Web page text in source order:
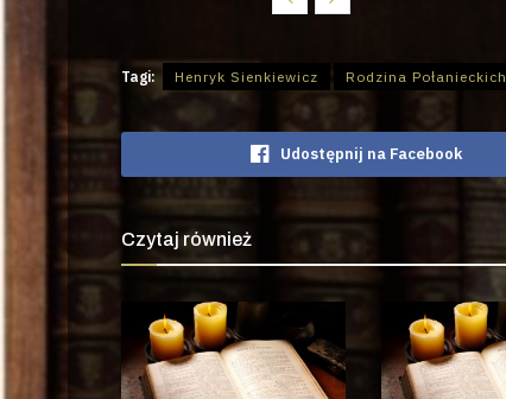
Tagi: Henryk Sienkiewicz Rodzina Połanieckich
Udostępnij na Facebook
Czytaj również